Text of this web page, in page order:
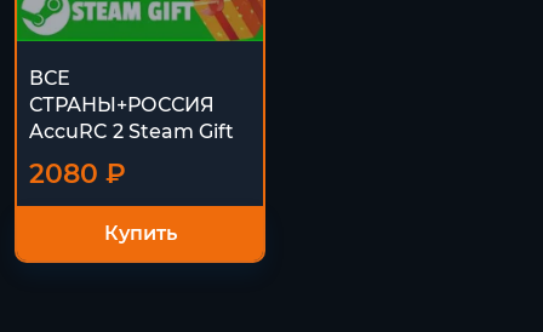
ВСЕ
СТРАНЫ+РОССИЯ
AccuRC 2 Steam Gift
2080 ₽
Купить